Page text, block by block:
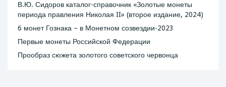
В.Ю. Сидоров каталог-справочник «Золотые монеты
периода правления Николая II» (второе издание, 2024)
6 монет Гознака – в Монетном созвездии-2023
Первые монеты Российской Федерации
Прообраз сюжета золотого советского червонца